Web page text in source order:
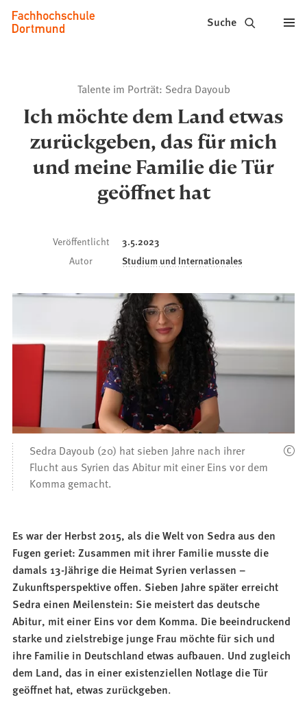
Inhalt anspringen
Fachhochschule
Dortmund
Studiengänge,
Bewerbung
Suche
Talente im Porträt: Sedra Dayoub
Ich möchte dem Land etwas
zurückgeben, das für mich
und meine Familie die Tür
geöffnet hat
Veröffentlicht
3.5.2023
Autor
Studium und Internationales
Sedra Dayoub (20) hat sieben Jahre nach ihrer
Flucht aus Syrien das Abitur mit einer Eins vor dem
Komma gemacht.
Es war der Herbst 2015, als die Welt von Sedra aus den
Fugen geriet: Zusammen mit ihrer Familie musste die
damals 13-Jährige die Heimat Syrien verlassen –
Zukunftsperspektive offen. Sieben Jahre später erreicht
Sedra einen Meilenstein: Sie meistert das deutsche
Abitur, mit einer Eins vor dem Komma. Die beeindruckend
starke und zielstrebige junge Frau möchte für sich und
ihre Familie in Deutschland etwas aufbauen. Und zugleich
dem Land, das in einer existenziellen Notlage die Tür
geöffnet hat, etwas zurückgeben.